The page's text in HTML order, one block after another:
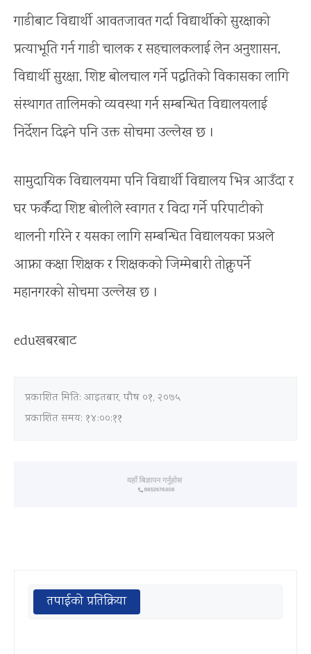
गाडीबाट विद्यार्थी आवतजावत गर्दा विद्यार्थीको सुरक्षाको
प्रत्याभूति गर्न गाडी चालक र सहचालकलाई लेन अनुशासन,
विद्यार्थी सुरक्षा, शिष्ट बोलचाल गर्ने पद्धतिको विकासका लागि
संस्थागत तालिमको व्यवस्था गर्न सम्बन्धित विद्यालयलाई
निर्देशन दिइने पनि उक्त सोचमा उल्लेख छ ।
सामुदायिक विद्यालयमा पनि विद्यार्थी विद्यालय भित्र आउँदा र
घर फर्कँदा शिष्ट बोलीले स्वागत र विदा गर्ने परिपाटीको
थालनी गरिने र यसका लागि सम्बन्धित विद्यालयका प्रअले
आफ्ना कक्षा शिक्षक र शिक्षकको जिम्मेबारी तोक्नुपर्ने
महानगरको सोचमा उल्लेख छ ।
eduखबरबाट
प्रकाशित मिति: आइतबार, पौष ०१, २०७५
प्रकाशित समय: १४:००:११
तपाईको प्रतिक्रिया